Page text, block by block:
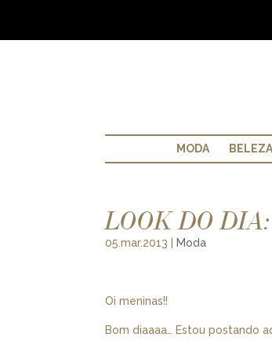
MODA BELEZA
LOOK DO
05.mar.2013 Moda
Oi meninas!!
Bom diaaaa… Estou postando